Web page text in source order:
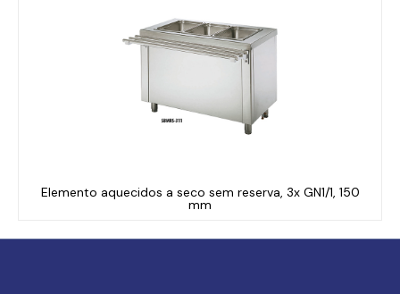
Elemento aquecidos a seco sem reserva, 3x GN1/1, 150
mm